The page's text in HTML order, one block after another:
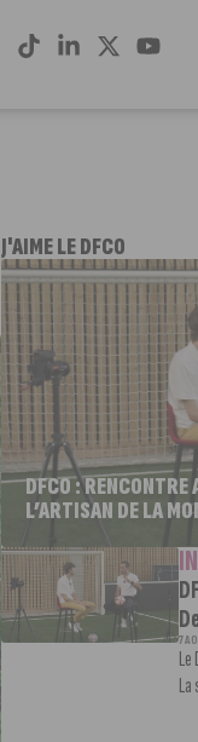
J'AIME LE DFCO
DFCO : RENCONTRE
L’ARTISAN DE LA
7